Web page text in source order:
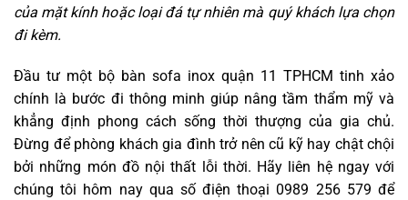
của mặt kính hoặc loại đá tự nhiên mà quý khách lựa chọn
đi kèm.
Đầu tư một bộ bàn sofa inox quận 11 TPHCM tinh xảo
chính là bước đi thông minh giúp nâng tầm thẩm mỹ và
khẳng định phong cách sống thời thượng của gia chủ.
Đừng để phòng khách gia đình trở nên cũ kỹ hay chật chội
bởi những món đồ nội thất lỗi thời. Hãy liên hệ ngay với
chúng tôi hôm nay qua số điện thoại 0989 256 579 để